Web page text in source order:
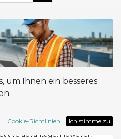
Its Quotation
speed in managing quotes
advantage. However,
um Ihnen ein besseres
Cookie-Richtlinien Ich stimme zu